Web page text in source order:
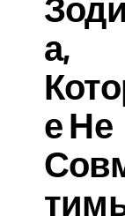
А,
Е Не